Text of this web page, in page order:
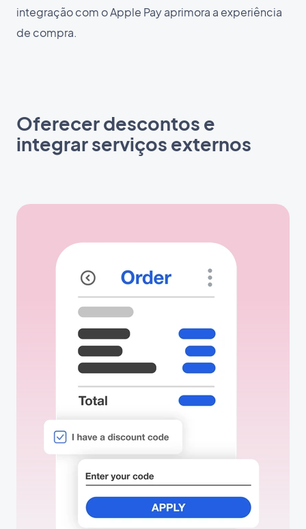
integração com o Apple Pay aprimora a experiência
de compra.
Oferecer descontos e
integrar serviços externos